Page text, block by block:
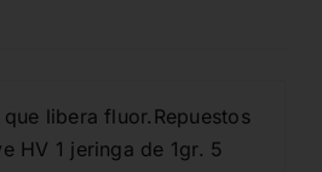
libera fluor.Repuestos
HV 1 jeringa de 1gr. 5